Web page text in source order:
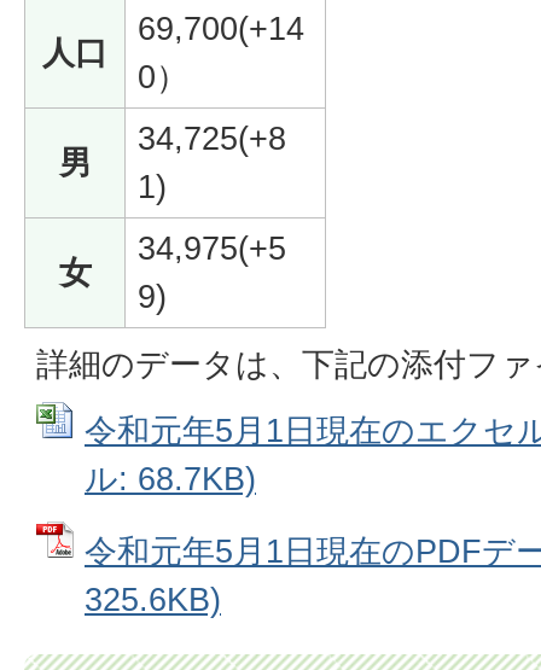
人口
69,700(+14
0）
男
34,725(+8
1)
女
34,975(+5
9)
詳細のデータは、下記の添付フ
令和元年5月1日現在のエクセ
ル: 68.7KB)
令和元年5月1日現在のPDFデ
325.6KB)